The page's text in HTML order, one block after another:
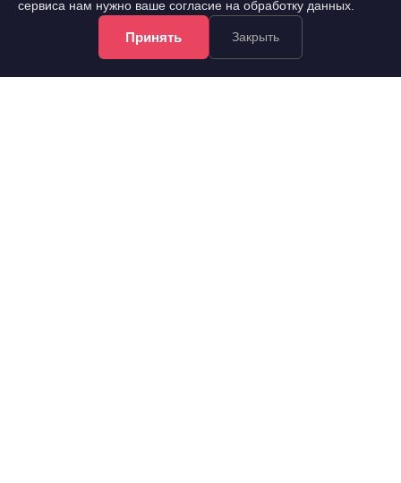
сервиса нам нужно ваше согласие на обработку данных.
Принять Закрыть